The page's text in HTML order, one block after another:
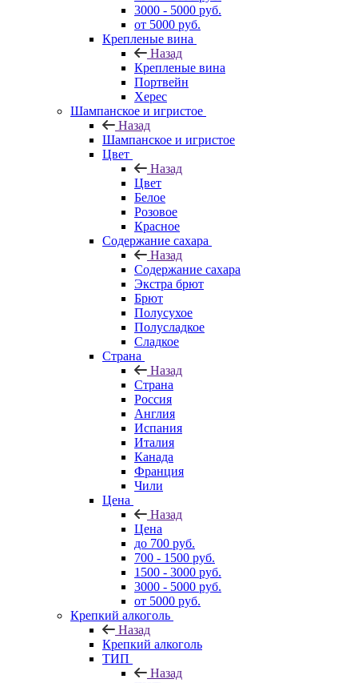
3000 - 5000 руб.
от 5000 руб.
Крепленые вина
Назад
Крепленые вина
Портвейн
Херес
Шампанское и игристое
Назад
Шампанское и игристое
Цвет
Назад
Цвет
Белое
Розовое
Красное
Содержание сахара
Назад
Содержание сахара
Экстра брют
Брют
Полусухое
Полусладкое
Сладкое
Страна
Назад
Страна
Россия
Англия
Испания
Италия
Канада
Франция
Чили
Цена
Назад
Цена
до 700 руб.
700 - 1500 руб.
1500 - 3000 руб.
3000 - 5000 руб.
от 5000 руб.
Крепкий алкоголь
Назад
Крепкий алкоголь
ТИП
Назад